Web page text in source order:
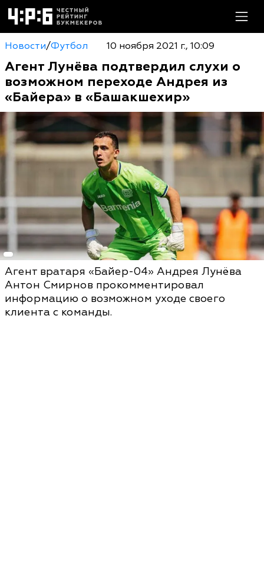
Новости/Футбол 10 ноября 2021 г., 10:09
Агент Лунёва подтвердил слухи о
возможном переходе Андрея из
«Байера» в «Башакшехир»
Агент вратаря «Байер-04» Андрея Лунёва
Антон Смирнов прокомментировал
информацию о возможном уходе своего
клиента с команды.